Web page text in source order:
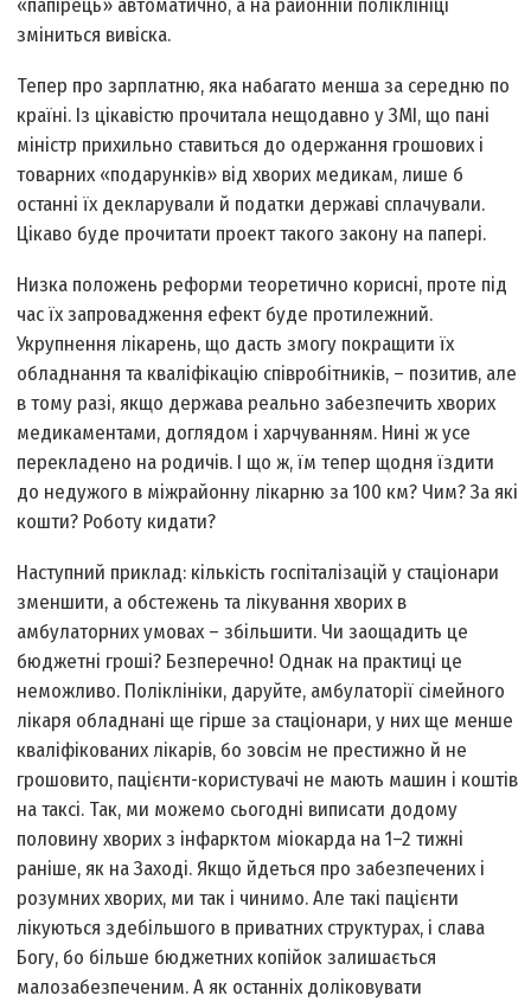
«папірець» автоматично, а на районній поліклініці
зміниться вивіска.
Тепер про зарплатню, яка набагато менша за середню по
країні. Із цікавістю прочитала нещодавно у ЗМІ, що пані
міністр прихильно ставиться до одержання грошових і
товарних «подарунків» від хворих медикам, лише б
останні їх декларували й податки державі сплачували.
Цікаво буде прочитати проект такого закону на папері.
Низка положень реформи теоретично корисні, проте під
час їх запровадження ефект буде протилежний.
Укрупнення лікарень, що дасть змогу покращити їх
обладнання та кваліфікацію співробітників, – позитив, але
в тому разі, якщо держава реально забезпечить хворих
медикаментами, доглядом і харчуванням. Нині ж усе
перекладено на родичів. І що ж, їм тепер щодня їздити
до недужого в міжрайонну лікарню за 100 км? Чим? За які
кошти? Роботу кидати?
Наступний приклад: кількість госпіталізацій у стаціонари
зменшити, а обстежень та лікування хворих в
амбулаторних умовах – збільшити. Чи заощадить це
бюджетні гроші? Безперечно! Однак на практиці це
неможливо. Поліклініки, даруйте, амбулаторії сімейного
лікаря обладнані ще гірше за стаціонари, у них ще менше
кваліфікованих лікарів, бо зовсім не престижно й не
грошовито, пацієнти-користувачі не мають машин і коштів
на таксі. Так, ми можемо сьогодні виписати додому
половину хворих з інфарктом міокарда на 1–2 тижні
раніше, як на Заході. Якщо йдеться про забезпечених і
розумних хворих, ми так і чинимо. Але такі пацієнти
лікуються здебільшого в приватних структурах, і слава
Богу, бо більше бюджетних копійок залишається
малозабезпеченим. А як останніх доліковувати